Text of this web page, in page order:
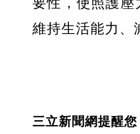
維持生活能力、
三立新聞網提醒您